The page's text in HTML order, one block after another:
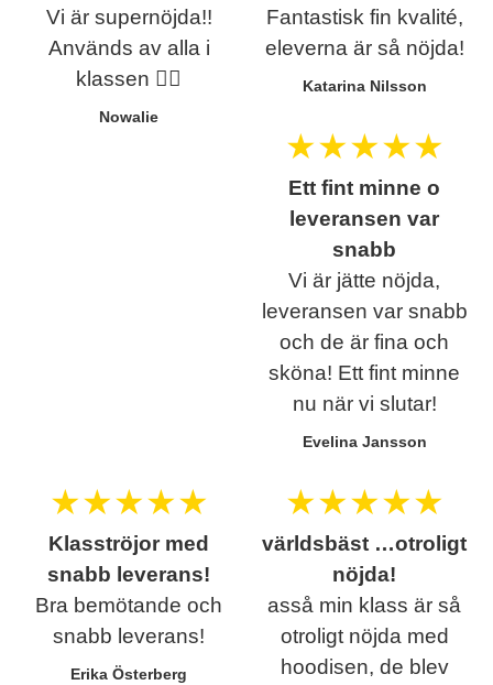
Vi är supernöjda!!
Används av alla i
klassen ❤️‍🔥
Nowalie
Fantastisk fin kvalité,
eleverna är så nöjda!
Katarina Nilsson
★★★★★
Ett fint minne o
leveransen var
snabb
Vi är jätte nöjda,
leveransen var snabb
och de är fina och
sköna! Ett fint minne
nu när vi slutar!
Evelina Jansson
★★★★★
Klasströjor med
snabb leverans!
Bra bemötande och
snabb leverans!
Erika Österberg
★★★★★
världsbäst …otroligt
nöjda!
asså min klass är så
otroligt nöjda med
hoodisen, de blev